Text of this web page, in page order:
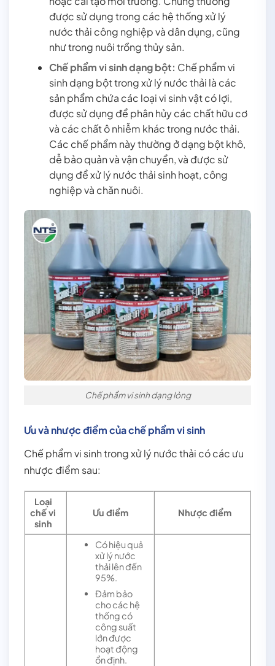
được sử dụng trong các hệ thống xử lý
nước thải công nghiệp và dân dụng, cũng
như trong nuôi trồng thủy sản.
Chế phẩm vi sinh dạng bột: Chế phẩm vi
sinh dạng bột trong xử lý nước thải là các
sản phẩm chứa các loại vi sinh vật có lợi,
được sử dụng để phân hủy các chất hữu cơ
và các chất ô nhiễm khác trong nước thải.
Các chế phẩm này thường ở dạng bột khô,
dễ bảo quản và vận chuyển, và được sử
dụng để xử lý nước thải sinh hoạt, công
nghiệp và chăn nuôi.
Chế phẩm vi sinh dạng lỏng
Ưu và nhược điểm của chế phẩm vi sinh
Chế phẩm vi sinh trong xử lý nước thải có các ưu
nhược điểm sau:
Loại
chế vi
sinh
Ưu điểm Nhược điểm
Có hiệu quả
xử lý nước
thải lên đến
95%.
Đảm bảo
cho các hệ
thống có
công suất
lớn được
hoạt động
ổn định.